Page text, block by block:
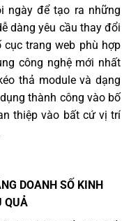
ngày để tạo ra những
dàng yêu cầu thay đổi
trang web phù hợp
công nghệ mới nhất
thả module và dạng
thành công vào bố
thiệp vào bất cứ vị trí
DOANH SỐ KINH
QUẢ